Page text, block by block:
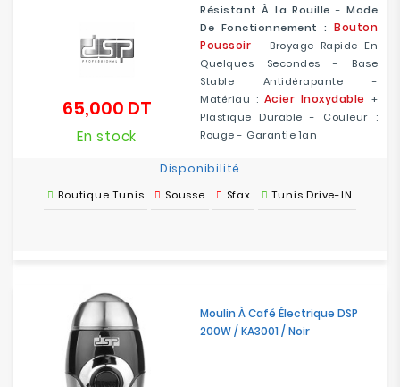
Résistant À La Rouille - Mode
De Fonctionnement : Bouton
Poussoir - Broyage Rapide En
Quelques Secondes - Base
Stable Antidérapante -
Matériau : Acier Inoxydable +
Plastique Durable - Couleur :
Rouge - Garantie 1an
65,000 DTPrix
En stock
Disponibilité
Boutique Tunis Sousse Sfax Tunis Drive-IN
Moulin À Café Électrique DSP
200W / KA3001 / Noir